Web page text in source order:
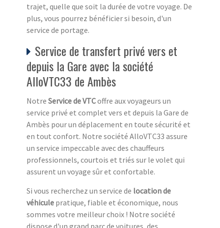
trajet, quelle que soit la durée de votre voyage. De
plus, vous pourrez bénéficier si besoin, d'un
service de portage.
Service de transfert privé vers et
depuis la Gare avec la société
AlloVTC33 de Ambès
Notre Service de VTCoffre aux voyageurs un
service privé et complet vers et depuis la Gare de
Ambès pour un déplacement en toute sécurité et
en tout confort. Notre société AlloVTC33 assure
un service impeccable avec des chauffeurs
professionnels, courtois et triés sur le volet qui
assurent un voyage sûr et confortable.
Si vous recherchez un service de location de
véhicule pratique, fiable et économique, nous
sommes votre meilleur choix ! Notre société
dispose d'un grand parc de voitures, des